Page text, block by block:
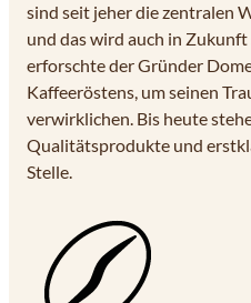
sind seit jeher die zentralen
und das wird auch in
erforschte der Gründer
Kaffeeröstens, um seinen
verwirklichen. Bis heute
Qualitätsprodukte und
Stelle.